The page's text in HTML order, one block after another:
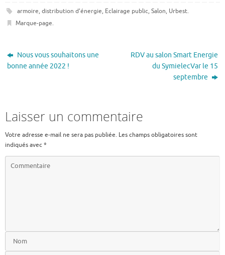
armoire, distribution d'énergie, Eclairage public, Salon, Urbest.
Marque-page.
Nous vous souhaitons une
bonne année 2022 !
RDV au salon Smart Energie
du SymielecVar le 15
septembre
Laisser un commentaire
Votre adresse e-mail ne sera pas publiée. Les champs obligatoires sont
indiqués avec*